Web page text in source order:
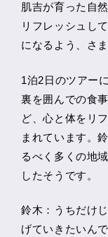
肌吉が育った自
リフレッシュし
になるよう、さ
1泊2日のツアー
裏を囲んでの食
ど、心と体をリ
まれています。
るべく多くの地
したそうです。
鈴木：うちだけ
げていきたいん